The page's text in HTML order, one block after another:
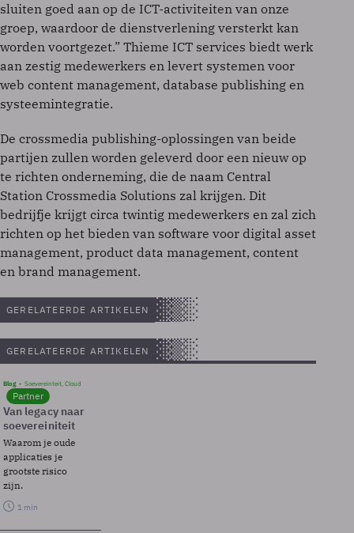
sluiten goed aan op de ICT-activiteiten van onze
groep, waardoor de dienstverlening versterkt kan
worden voortgezet.” Thieme ICT services biedt werk
aan zestig medewerkers en levert systemen voor
web content management, database publishing en
systeemintegratie.
De crossmedia publishing-oplossingen van beide
partijen zullen worden geleverd door een nieuw op
te richten onderneming, die de naam Central
Station Crossmedia Solutions zal krijgen. Dit
bedrijfje krijgt circa twintig medewerkers en zal zich
richten op het bieden van software voor digital asset
management, product data management, content
en brand management.
GERELATEERDE ARTIKELEN
GERELATEERDE ARTIKELEN
Blog Soevereinteit, Cloud
Partner
Van legacy naar
soevereiniteit
Waarom je oude
applicaties je
grootste risico
zijn.
1 min